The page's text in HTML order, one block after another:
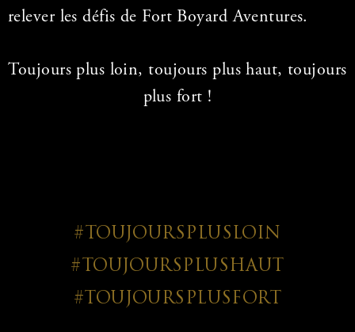
relever les défis de Fort Boyard Aventures.
Toujours plus loin, toujours plus haut, toujours
plus fort !
#TOUJOURSPLUSLOIN
#TOUJOURSPLUSHAUT
#TOUJOURSPLUSFORT